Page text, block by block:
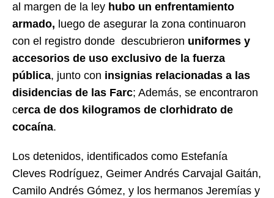
al margen de la ley hubo un enfrentamiento
armado, luego de asegurar la zona continuaron
con el registro donde descubrieron uniformes y
accesorios de uso exclusivo de la fuerza
pública, junto con insignias relacionadas a las
disidencias de las Farc; Además, se encontraron
cerca de dos kilogramos de clorhidrato de
cocaína.
Los detenidos, identificados como Estefanía
Cleves Rodríguez, Geimer Andrés Carvajal Gaitán,
Camilo Andrés Gómez, y los hermanos Jeremías y